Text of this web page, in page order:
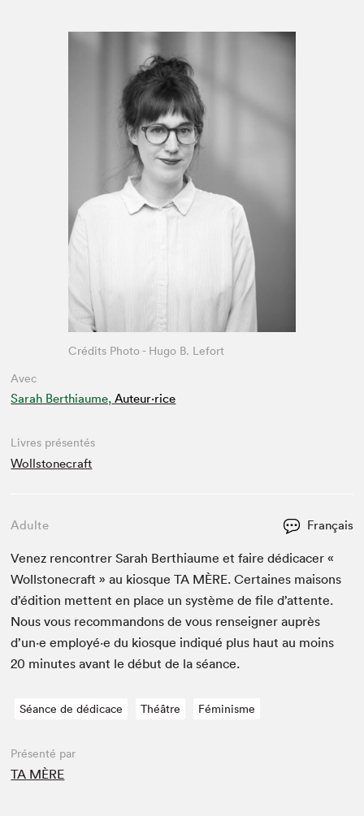
Avec
Sarah Berthiaume, Auteur·rice
Crédits Photo - Hugo B. Lefort
Livres présentés
Wollstonecraft
Adulte Français
Venez ren­con­tr­er Sarah Berthi­aume et faire dédi­cac­er «
Woll­stonecraft » au kiosqueTA MÈRE. Cer­taines maisons
d’édi­tion met­tent en place un sys­tème de file d’at­tente.
Nous vous recom­man­dons de vous ren­seign­er auprès
d’un·e employé·e du kiosque indiqué plus haut au moins
20 min­utes avant le début de la séance.
Séance de dédicace Théâtre Féminisme
Présenté par
TA MÈRE